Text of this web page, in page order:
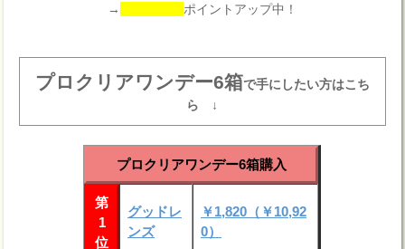
→
ポイントアップ中！
プロクリアワンデー6箱で手にしたい方はこち
ら ↓
プロクリアワンデー6箱購入
第
1
位
グッドレ
ンズ
￥1,820（￥10,92
0）